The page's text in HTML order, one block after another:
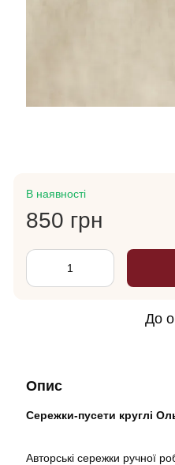
В наявності
850 грн
До
Опис
Сережки-пусети круглі
Авторські сережки ручної